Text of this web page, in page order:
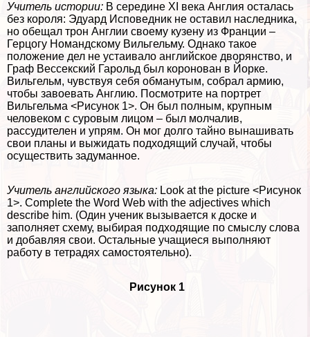
Учитель истории: В середине XI века Англия осталась
без короля: Эдуард Исповедник не оставил наследника,
но обещал трон Англии своему кузену из Франции –
Герцогу Номaндскому Вильгельму. Однако такое
положение дел не устаивало английское дворянство, и
Граф Весceкcкий Гарольд был коронован в Йорке.
Вильгельм, чувствуя себя обманутым, собрал армию,
чтобы завоевать Англию. Посмотрите на портрет
Вильгельма <Рисунок 1>. Он был полным, крупным
человеком с суровым лицом – был молчалив,
рассудителен и упрям. Он мог долго тайно вынашивать
свои планы и выжидать подходящий случай, чтобы
осуществить задуманное.
Учитель английского языка: Look at the picture <Рисунок
1>. Complete the Word Web with the adjectives which
describe him. (Один ученик вызывается к доске и
заполняет схему, выбирая подходящие по смыслу слова
и добавляя свои. Остальные учащиеся выполняют
работу в тетрадях самостоятельно).
Рисунок 1